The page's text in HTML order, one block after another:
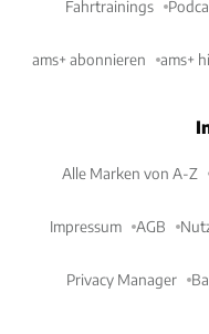
Fahrtrainings
ams+ abonnieren ams+
Alle Marken von A-Z
Impressum AGB
Privacy Manager